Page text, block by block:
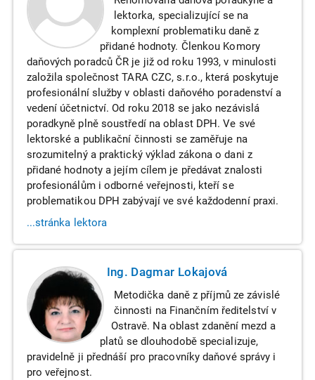
lektorka, specializující se na
komplexní problematiku daně z
přidané hodnoty. Členkou Komory
daňových poradců ČR je již od roku 1993, v minulosti
založila společnost TARA CZC, s.r.o., která poskytuje
profesionální služby v oblasti daňového poradenství a
vedení účetnictví. Od roku 2018 se jako nezávislá
poradkyně plně soustředí na oblast DPH. Ve své
lektorské a publikační činnosti se zaměřuje na
srozumitelný a praktický výklad zákona o dani z
přidané hodnoty a jejím cílem je předávat znalosti
profesionálům i odborné veřejnosti, kteří se
problematikou DPH zabývají ve své každodenní praxi.
...stránka lektora
Ing. Dagmar Lokajová
Metodička daně z příjmů ze závislé
činnosti na Finančním ředitelství v
Ostravě. Na oblast zdanění mezd a
platů se dlouhodobě specializuje,
pravidelně ji přednáší pro pracovníky daňové správy i
pro veřejnost.